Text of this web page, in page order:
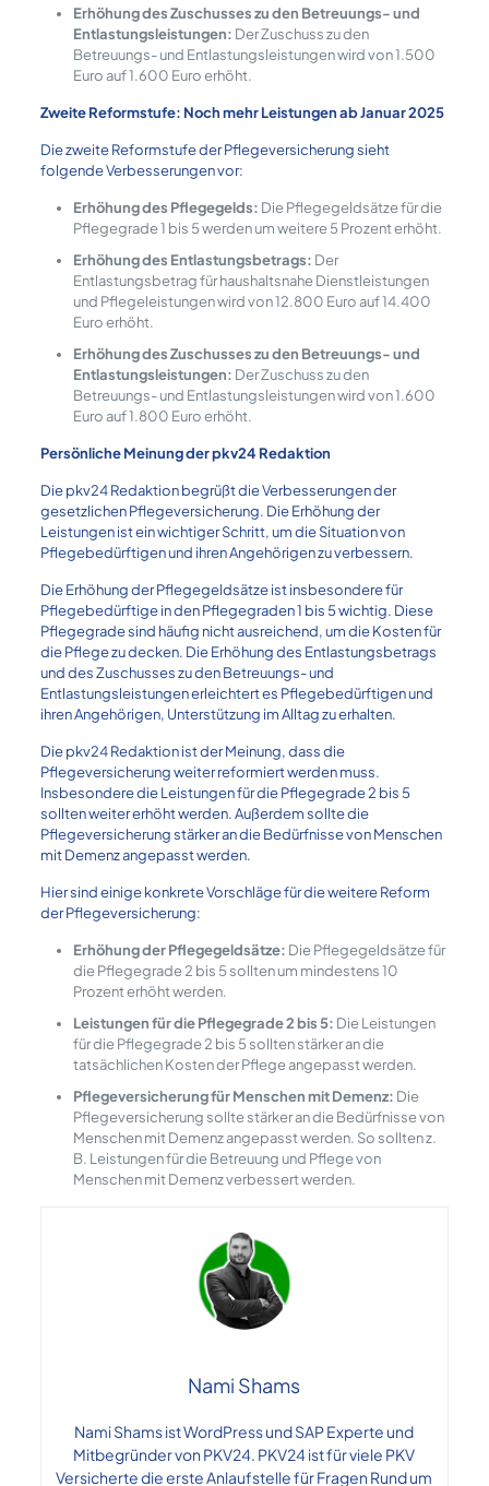
Erhöhung des Zuschusses zu den Betreuungs- und
Entlastungsleistungen: Der Zuschuss zu den
Betreuungs- und Entlastungsleistungen wird von 1.500
Euro auf 1.600 Euro erhöht.
Zweite Reformstufe: Noch mehr Leistungen ab Januar 2025
Die zweite Reformstufe der Pflegeversicherung sieht
folgende Verbesserungen vor:
Erhöhung des Pflegegelds: Die Pflegegeldsätze für die
Pflegegrade 1 bis 5 werden um weitere 5 Prozent erhöht.
Erhöhung des Entlastungsbetrags: Der
Entlastungsbetrag für haushaltsnahe Dienstleistungen
und Pflegeleistungen wird von 12.800 Euro auf 14.400
Euro erhöht.
Erhöhung des Zuschusses zu den Betreuungs- und
Entlastungsleistungen: Der Zuschuss zu den
Betreuungs- und Entlastungsleistungen wird von 1.600
Euro auf 1.800 Euro erhöht.
Persönliche Meinung der pkv24 Redaktion
Die pkv24 Redaktion begrüßt die Verbesserungen der
gesetzlichen Pflegeversicherung. Die Erhöhung der
Leistungen ist ein wichtiger Schritt, um die Situation von
Pflegebedürftigen und ihren Angehörigen zu verbessern.
Die Erhöhung der Pflegegeldsätze ist insbesondere für
Pflegebedürftige in den Pflegegraden 1 bis 5 wichtig. Diese
Pflegegrade sind häufig nicht ausreichend, um die Kosten für
die Pflege zu decken. Die Erhöhung des Entlastungsbetrags
und des Zuschusses zu den Betreuungs- und
Entlastungsleistungen erleichtert es Pflegebedürftigen und
ihren Angehörigen, Unterstützung im Alltag zu erhalten.
Die pkv24 Redaktion ist der Meinung, dass die
Pflegeversicherung weiter reformiert werden muss.
Insbesondere die Leistungen für die Pflegegrade 2 bis 5
sollten weiter erhöht werden. Außerdem sollte die
Pflegeversicherung stärker an die Bedürfnisse von Menschen
mit Demenz angepasst werden.
Hier sind einige konkrete Vorschläge für die weitere Reform
der Pflegeversicherung:
Erhöhung der Pflegegeldsätze: Die Pflegegeldsätze für
die Pflegegrade 2 bis 5 sollten um mindestens 10
Prozent erhöht werden.
Leistungen für die Pflegegrade 2 bis 5: Die Leistungen
für die Pflegegrade 2 bis 5 sollten stärker an die
tatsächlichen Kosten der Pflege angepasst werden.
Pflegeversicherung für Menschen mit Demenz: Die
Pflegeversicherung sollte stärker an die Bedürfnisse von
Menschen mit Demenz angepasst werden. So sollten z.
B. Leistungen für die Betreuung und Pflege von
Menschen mit Demenz verbessert werden.
Nami Shams
Nami Shams ist WordPress und SAP Experte und
Mitbegründer von PKV24. PKV24 ist für viele PKV
Versicherte die erste Anlaufstelle für Fragen Rund um